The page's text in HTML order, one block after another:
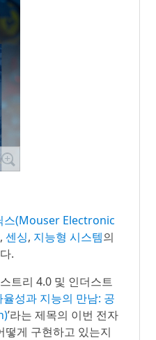
스(Mouser Electronic
, 센싱, 지능형 시스템의
.
트리 4.0 및 인더스트
율성과 지능의 만남: 공
’라는 제목의 이번 전자
게 구현하고 있는지